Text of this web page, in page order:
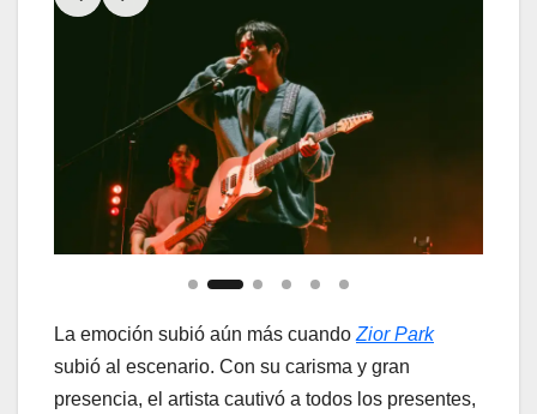
La emoción subió aún más cuando Zior Park
subió al escenario. Con su carisma y gran
presencia, el artista cautivó a todos los presentes,